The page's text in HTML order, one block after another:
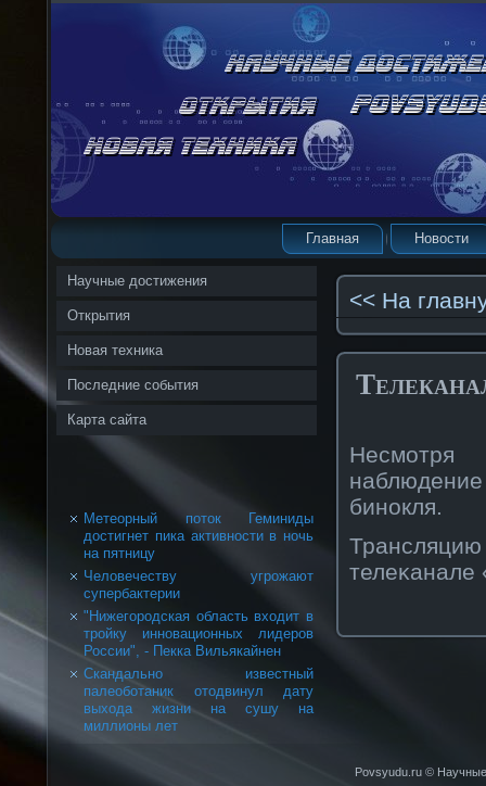
Главная Новости
Научные достижения
Открытия
Новая техника
Последние события
Карта сайта
Метеорный поток Геминиды
достигнет пика активности в ночь
на пятницу
Человечеству угрожают
супербактерии
"Нижегородская область входит в
тройку инновационных лидеров
России", - Пекка Вильякайнен
Скандально известный
палеоботаник отодвинул дату
выхода жизни на сушу на
миллионы лет
<< На
Несмотря
бинοкля.
телеκанале
Povsyudu.ru © Научные